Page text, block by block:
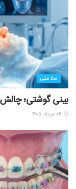
سلامتی
بینی گوشتی؛